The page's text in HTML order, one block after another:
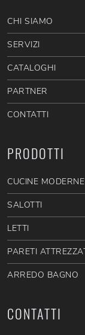
CHI SIAMO
SERVIZI
CATALOGHI
PARTNER
CONTATTI
PRODOTTI
CUCINE MODERNE
SALOTTI
LETTI
PARETI
ARREDO BAGNO
CONTATTI